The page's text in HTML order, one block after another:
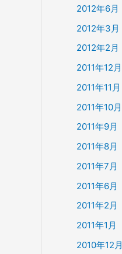
2012年6月
2012年3月
2012年2月
2011年12月
2011年11月
2011年10月
2011年9月
2011年8月
2011年7月
2011年6月
2011年2月
2011年1月
2010年12月